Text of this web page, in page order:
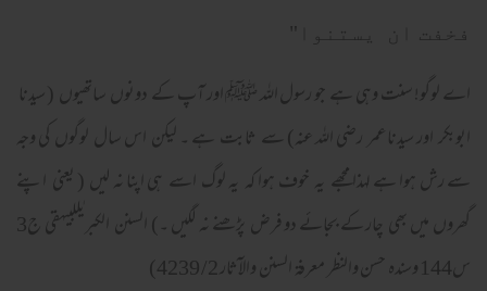
فخفت ان يستنوا"
اے لوگو! سنت وہی ہے جو رسول اللہ ﷺ اور آپ کے دونوں ساتھیوں ( سیدنا
ابوبکر اور سیدناعمر رضی اللہ عنہ) سے ثابت ہے ۔ لیکن اس سال لوگوں کی وجہ
سے رش ہوا ہے لہذا مجھے یہ خوف ہوا کہ یہ لوگ اسے ہی اپنا نہ لیں ( یعنی اپنے
گھروں میں بھی چار کے بجائے دو فرض پڑھنے نہ لگیں ۔) السنن الکبریٰللبیہقی ج3
س144 وسندہ حسن والنظر معرفۃ السنن والآثار 2/ 4239)